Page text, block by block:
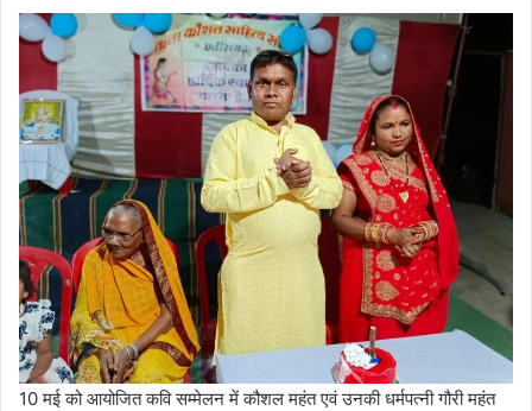
10 मई को आयोजित कवि सम्मेलन में कौशल महंत एवं उनकी धर्मपत्नी गौरी महंत